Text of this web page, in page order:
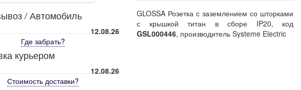
/ Автомобиль
12.08.26
Где забрать?
курьером
12.08.26
Стоимость доставки?
GLOSSA Розетка с заземлением со шторками
с крышкой титан в сборе IP20, код
GSL000446, производитель Systeme Electric